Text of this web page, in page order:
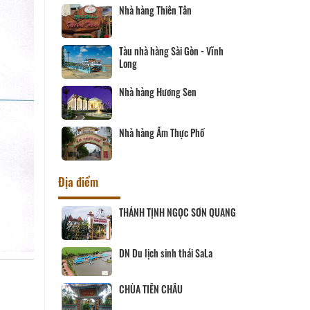
Nhà hàng Thiên Tân
Tàu nhà hàng Sài Gòn - Vĩnh
Long
Nhà hàng Hương Sen
Nhà hàng Ẩm Thực Phố
Địa điểm
THÁNH TỊNH NGỌC SƠN QUANG
DN Du lịch sinh thái SaLa
CHÙA TIÊN CHÂU